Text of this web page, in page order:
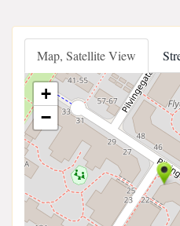
Map, Satellite View
+
−